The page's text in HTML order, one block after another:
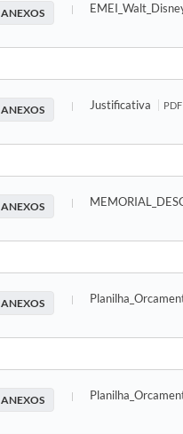
ANEXOS
ANEXOS Justificativa
ANEXOS
ANEXOS
ANEXOS